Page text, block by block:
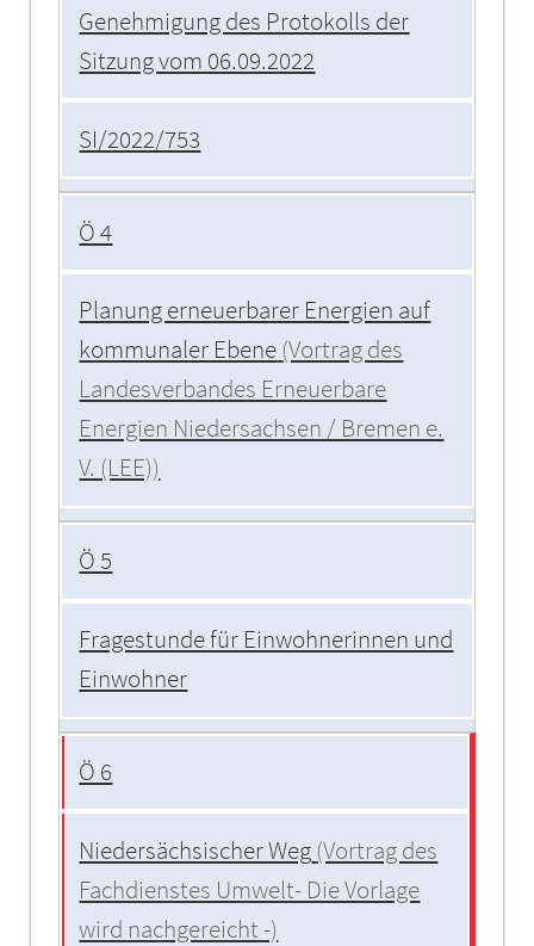
Genehmigung des Protokolls der
Sitzung vom 06.09.2022
SI/2022/753
Ö 4
Planung erneuerbarer Energien auf
kommunaler Ebene (Vortrag des
Landesverbandes Erneuerbare
Energien Niedersachsen / Bremen e.
V. (LEE))
Ö 5
Fragestunde für Einwohnerinnen und
Einwohner
Ö 6
Niedersächsischer Weg (Vortrag des
Fachdienstes Umwelt- Die Vorlage
wird nachgereicht -)